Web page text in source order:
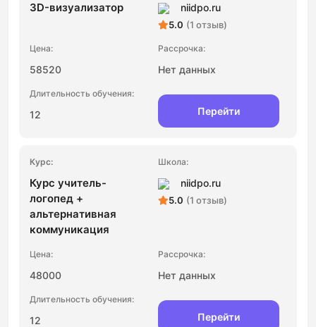
3D-визуализатор niidpo.ru
5.0 (1 отзыв)
58520 Нет данных
12 Перейти
Курс учитель-
логопед +
альтернативная
коммуникация
niidpo.ru
5.0 (1 отзыв)
48000 Нет данных
12 Перейти